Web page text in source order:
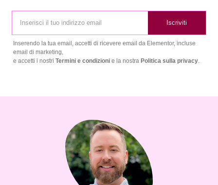
Iscriviti
Inserendo la tua email, accetti di ricevere email da Elementor, incluse
email di marketing,
e accetti i nostri Termini e condizioni e la nostra Politica sulla privacy.